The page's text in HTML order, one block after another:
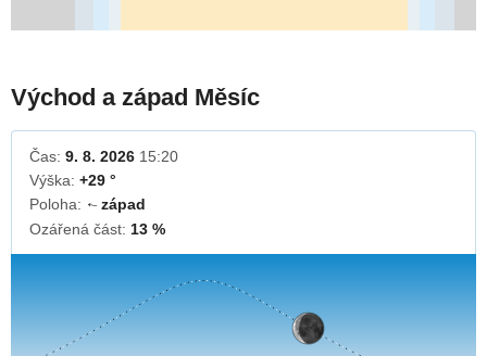
Východ a západ Měsíc
Čas: 9. 8. 2026 15:20
Výška: +29 °
Poloha:
↓západ
Ozářená část: 13 %